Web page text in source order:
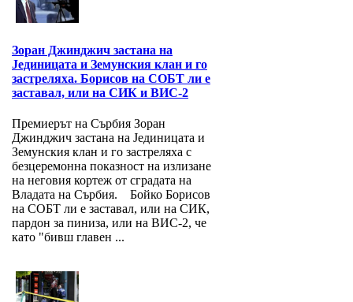
Зоран Джинджич застана на
Jединицата и Земунския клан и го
застреляха. Борисов на СОБТ ли е
заставал, или на СИК и ВИС-2
Премиерът на Сърбия Зоран
Джинджич застана на Jединицата и
Земунския клан и го застреляха с
безцеремонна показност на излизане
на неговия кортеж от сградата на
Владата на Сърбия. Бойко Борисов
на СОБТ ли е заставал, или на СИК,
пардон за пиниза, или на ВИС-2, че
като "бивш главен ...